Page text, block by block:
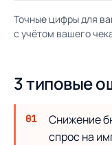
Точные цифры для
с учётом вашего
3 типовые
Снижение
спрос на